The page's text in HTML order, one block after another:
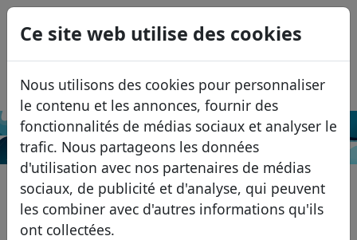
Ce site web utilise des cookies
Nous utilisons des cookies pour personnaliser
le contenu et les annonces, fournir des
fonctionnalités de médias sociaux et analyser le
trafic. Nous partageons les données
d'utilisation avec nos partenaires de médias
sociaux, de publicité et d'analyse, qui peuvent
les combiner avec d'autres informations qu'ils
ont collectées.
Domaines
Base de données de domaines
Domaines africains
Liste des prix
Recherche
USD
EUR
GBP
Español
Italiano
Português
Română
Eesti
Recherche